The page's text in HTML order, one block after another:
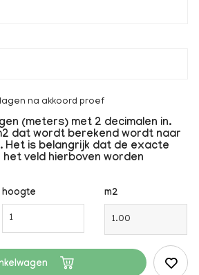
na akkoord proef
(meters) met 2 decimalen in.
dat wordt berekend wordt naar
Het is belangrijk dat de exacte
het veld hierboven worden
hoogte m2